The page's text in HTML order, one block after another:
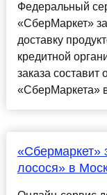
Федеральный
«СберМаркет»
доставку
кредитной
заказа
«СберМаркета»
«Сбермаркет»
лосося» в